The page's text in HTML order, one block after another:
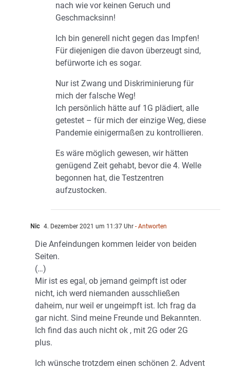
nach wie vor keinen Geruch und
Geschmacksinn!
Ich bin generell nicht gegen das Impfen!
Für diejenigen die davon überzeugt sind,
befürworte ich es sogar.
Nur ist Zwang und Diskriminierung für
mich der falsche Weg!
Ich persönlich hätte auf 1G plädiert, alle
getestet – für mich der einzige Weg, diese
Pandemie einigermaßen zu kontrollieren.
Es wäre möglich gewesen, wir hätten
genügend Zeit gehabt, bevor die 4. Welle
begonnen hat, die Testzentren
aufzustocken.
Nic 4. Dezember 2021 um 11:37 Uhr - Antworten
Die Anfeindungen kommen leider von beiden
Seiten.
(…)
Mir ist es egal, ob jemand geimpft ist oder
nicht, ich werd niemanden ausschließen
daheim, nur weil er ungeimpft ist. Ich frag da
gar nicht. Sind meine Freunde und Bekannten.
Ich find das auch nicht ok , mit 2G oder 2G
plus.
Ich wünsche trotzdem einen schönen 2. Advent